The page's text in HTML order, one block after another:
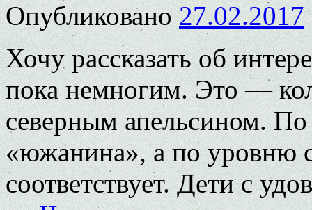
Опубликовано 27.02.2017
Хочу рассказать об
пока немногим. Это —
северным апельсином. По
«южанина», а по уровню
соответствует. Дети с